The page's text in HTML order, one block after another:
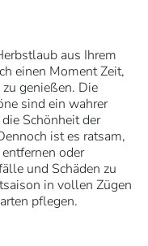
aus Ihrem
einen Moment Zeit,
genießen. Die
sind ein wahrer
Schönheit der
ist es ratsam,
oder
und Schäden zu
in vollen Zügen
pflegen.